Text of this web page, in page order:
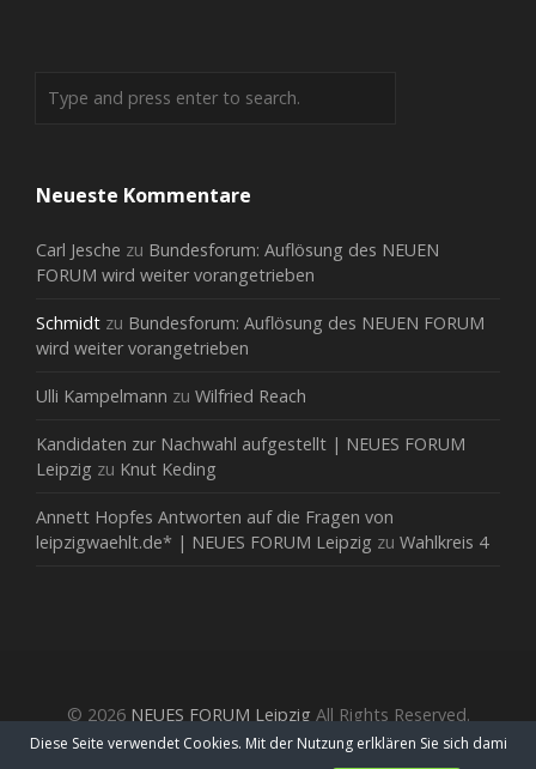
Neueste Kommentare
Carl Jesche zu Bundesforum: Auflösung des NEUEN
FORUM wird weiter vorangetrieben
Schmidt zu Bundesforum: Auflösung des NEUEN FORUM
wird weiter vorangetrieben
Ulli Kampelmann zu Wilfried Reach
Kandidaten zur Nachwahl aufgestellt | NEUES FORUM
Leipzig zu Knut Keding
Annett Hopfes Antworten auf die Fragen von
leipzigwaehlt.de* | NEUES FORUM Leipzig zu Wahlkreis 4
© 2026 NEUES FORUM Leipzig All Rights Reserved.
Diese Seite verwendet Cookies. Mit der Nutzung erlklären Sie sich dami